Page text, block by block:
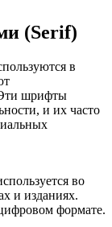
(Serif)
в
Эти шрифты
и их часто
во
и изданиях.
формате.